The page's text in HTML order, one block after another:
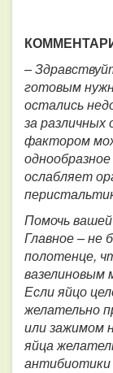
–
готовым
остались
за
фактором
ослабляет
Помочь
Главное – не
полотенце,
вазелиновым
Если яйцо
желательно
или зажимом
яйца
антибиотики